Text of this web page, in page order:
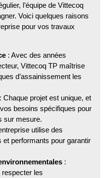
l’équipe de Vittecoq
Voici quelques raisons
pour vos travaux
: Avec des années
Vittecoq TP maîtrise
d’assainissement les
Chaque projet est unique, et
besoins spécifiques pour
sur mesure.
utilise des
performants pour garantir
:
respecter les